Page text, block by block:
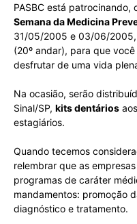
PASBC está patrocinando,
Semana da Medicina
31/05/2005 e 03/06/2005,
(20º andar), para que
desfrutar de uma vida
Na ocasião, serão
Sinal/SP, kits dentários
estagiários.
Quando tecemos
relembrar que as
programas de caráter
mandamentos: promoção
diagnóstico e tratamento.